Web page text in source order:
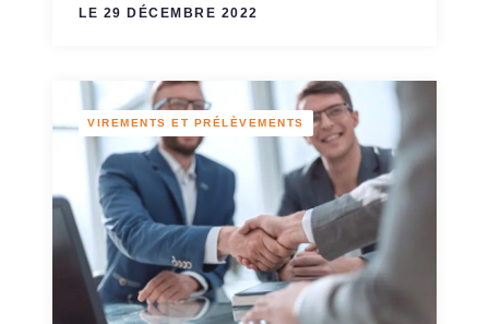
LE 29 DÉCEMBRE 2022
VIREMENTS ET PRÉLÈVEMENTS